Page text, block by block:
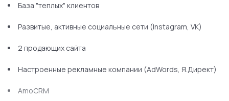
База "теплых" клиентов
Развитые, активные социальные сети (Instagram, VK)
2 продающих сайта
Настроенные рекламные компании (AdWords, Я.Директ)
AmoCRM